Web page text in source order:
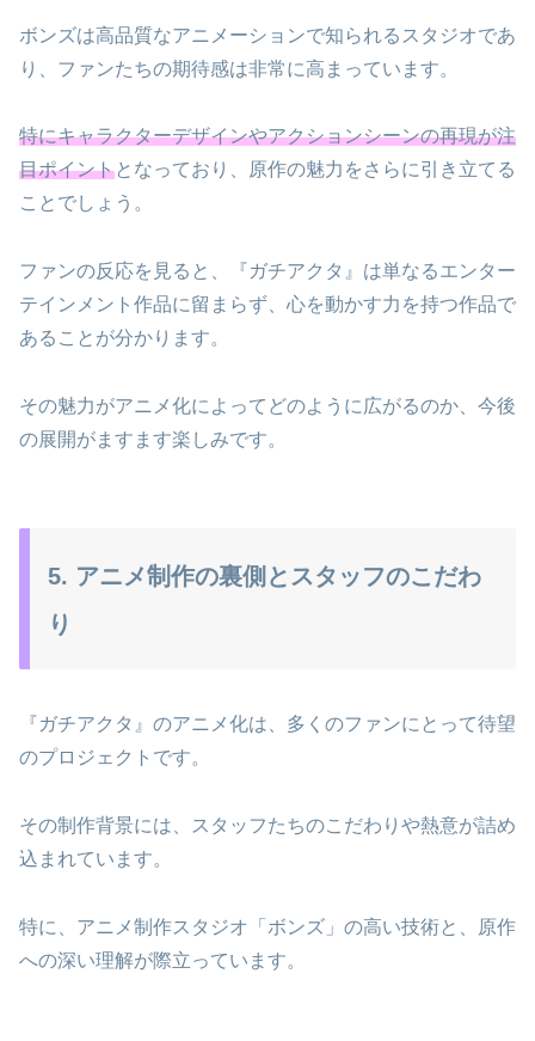
ボンズは高品質なアニメーションで知られるスタジオであ
り、ファンたちの期待感は非常に高まっています。
特にキャラクターデザインやアクションシーンの再現が注
目ポイントとなっており、原作の魅力をさらに引き立てる
ことでしょう。
ファンの反応を見ると、『ガチアクタ』は単なるエンター
テインメント作品に留まらず、心を動かす力を持つ作品で
あることが分かります。
その魅力がアニメ化によってどのように広がるのか、今後
の展開がますます楽しみです。
5. アニメ制作の裏側とスタッフのこだわ
り
『ガチアクタ』のアニメ化は、多くのファンにとって待望
のプロジェクトです。
その制作背景には、スタッフたちのこだわりや熱意が詰め
込まれています。
特に、アニメ制作スタジオ「ボンズ」の高い技術と、原作
への深い理解が際立っています。